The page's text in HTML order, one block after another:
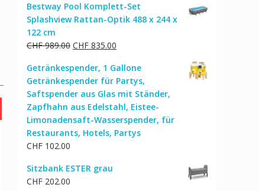
war:
CHF 17.44
ist:
CHF 11.99.
Bestway Pool Komplett-Set
Splashview Rattan-Optik 488 x 244 x
122 cm
CHF989.00 Ursprünglicher
war:
CHF 989.00
CHF 835.00
ist:
CHF 835.00.
Getränkespender, 1 Gallone
Getränkespender für Partys,
Saftspender aus Glas mit Ständer,
Zapfhahn aus Edelstahl, Eistee-
Limonadensaft-Wasserspender, für
Restaurants, Hotels, Partys
CHF 102.00
Sitzbank ESTER grau
CHF 202.00